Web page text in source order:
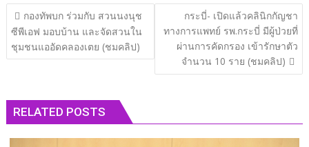
แนะแนว
เรื่อง
กองทัพบก ร่วมกับ สวนนงนุช
ซีพีเอฟ มอบบ้าน และจัดสวนใน
ชุมชนแออัดคลองเตย (ชมคลิป)
กระบี่- เปิดแล้วคลินิกกัญชา
ทางการแพทย์ รพ.กระบี่ มีผู้ป่วยที่
ผ่านการคัดกรอง เข้ารักษาตัว
จำนวน 10 ราย (ชมคลิป)
RELATED POSTS